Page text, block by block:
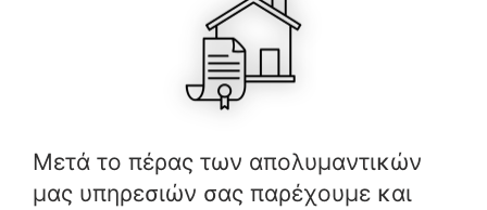
Μετά το πέρας των απολυμαντικών
μας υπηρεσιών σας παρέχουμε και